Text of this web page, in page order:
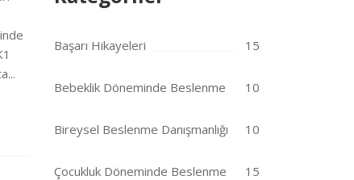
Başarı Hikayeleri 15
Bebeklik Döneminde Beslenme 10
Bireysel Beslenme Danışmanlığı 10
Çocukluk Döneminde Beslenme 15